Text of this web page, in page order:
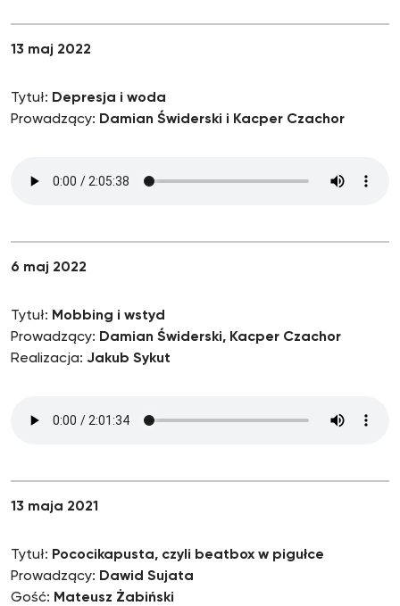
13 maj 2022
Tytuł: Depresja i woda
Prowadzący: Damian Świderski i Kacper Czachor
6 maj 2022
Tytuł: Mobbing i wstyd
Prowadzący: Damian Świderski, Kacper Czachor
Realizacja: Jakub Sykut
13 maja 2021
Tytuł: Pococikapusta, czyli beatbox w pigułce
Prowadzący: Dawid Sujata
Gość: Mateusz Żabiński